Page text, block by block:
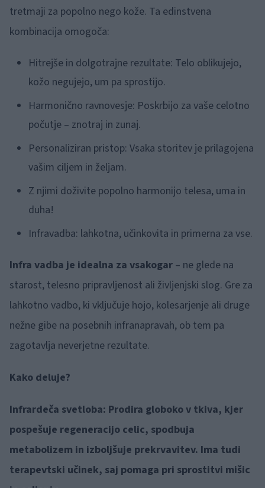
tretmaji za popolno nego kože. Ta edinstvena
kombinacija omogoča:
Hitrejše in dolgotrajne rezultate: Telo oblikujejo,
kožo negujejo, um pa sprostijo.
Harmonično ravnovesje: Poskrbijo za vaše celotno
počutje – znotraj in zunaj.
Personaliziran pristop: Vsaka storitev je prilagojena
vašim ciljem in željam.
Z njimi doživite popolno harmonijo telesa, uma in
duha!
Infravadba: lahkotna, učinkovita in primerna za vse.
Infra vadba je idealna za vsakogar – ne glede na
starost, telesno pripravljenost ali življenjski slog. Gre za
lahkotno vadbo, ki vključuje hojo, kolesarjenje ali druge
nežne gibe na posebnih infranapravah, ob tem pa
zagotavlja neverjetne rezultate.
Kako deluje?
Infrardeča svetloba: Prodira globoko v tkiva, kjer
pospešuje regeneracijo celic, spodbuja
metabolizem in izboljšuje prekrvavitev. Ima tudi
terapevtski učinek, saj pomaga pri sprostitvi mišic